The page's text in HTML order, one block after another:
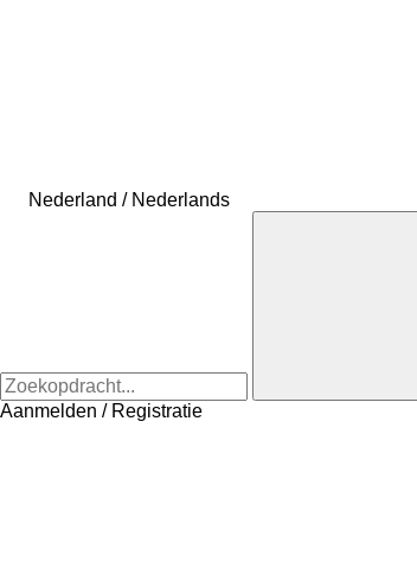
Nederland / Nederlands
Aanmelden / Registratie